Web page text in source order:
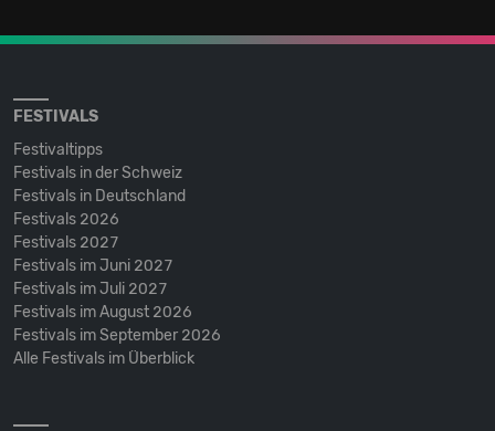
FESTIVALS
Festivaltipps
Festivals in der Schweiz
Festivals in Deutschland
Festivals 2026
Festivals 2027
Festivals im Juni 2027
Festivals im Juli 2027
Festivals im August 2026
Festivals im September 2026
Alle Festivals im Überblick